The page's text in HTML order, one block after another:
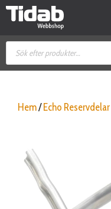
Hoppa
Produktsökning
Hem/ Echo Reservdelar